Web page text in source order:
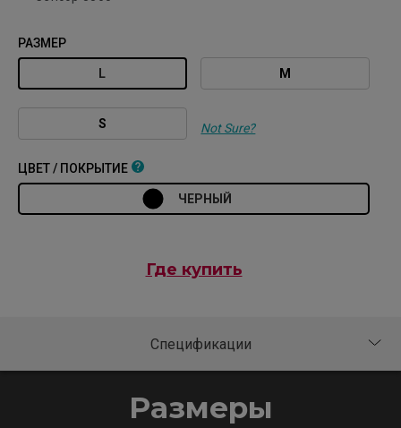
РАЗМЕР
L М
S Not Sure?
ЦВЕТ / ПОКРЫТИЕ
ЧЕРНЫЙ
Где купить
Размеры